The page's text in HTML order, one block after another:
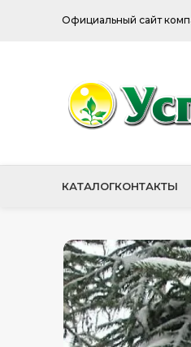
Официальный сайт
КАТАЛОГКОНТАКТЫ